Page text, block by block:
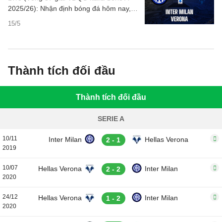
15/5
2025/26): Nhận định bóng đá hôm nay, ý
kiến chuyên gia, dự đoán kết quả, phân
Thành tích đối đầu
Thành tích đối đầu
SERIE A
10/11
2019
Inter Milan 2 - 1 Hellas Verona
10/07
2020
Hellas Verona 2 - 2 Inter Milan
24/12
2020
Hellas Verona 1 - 2 Inter Milan